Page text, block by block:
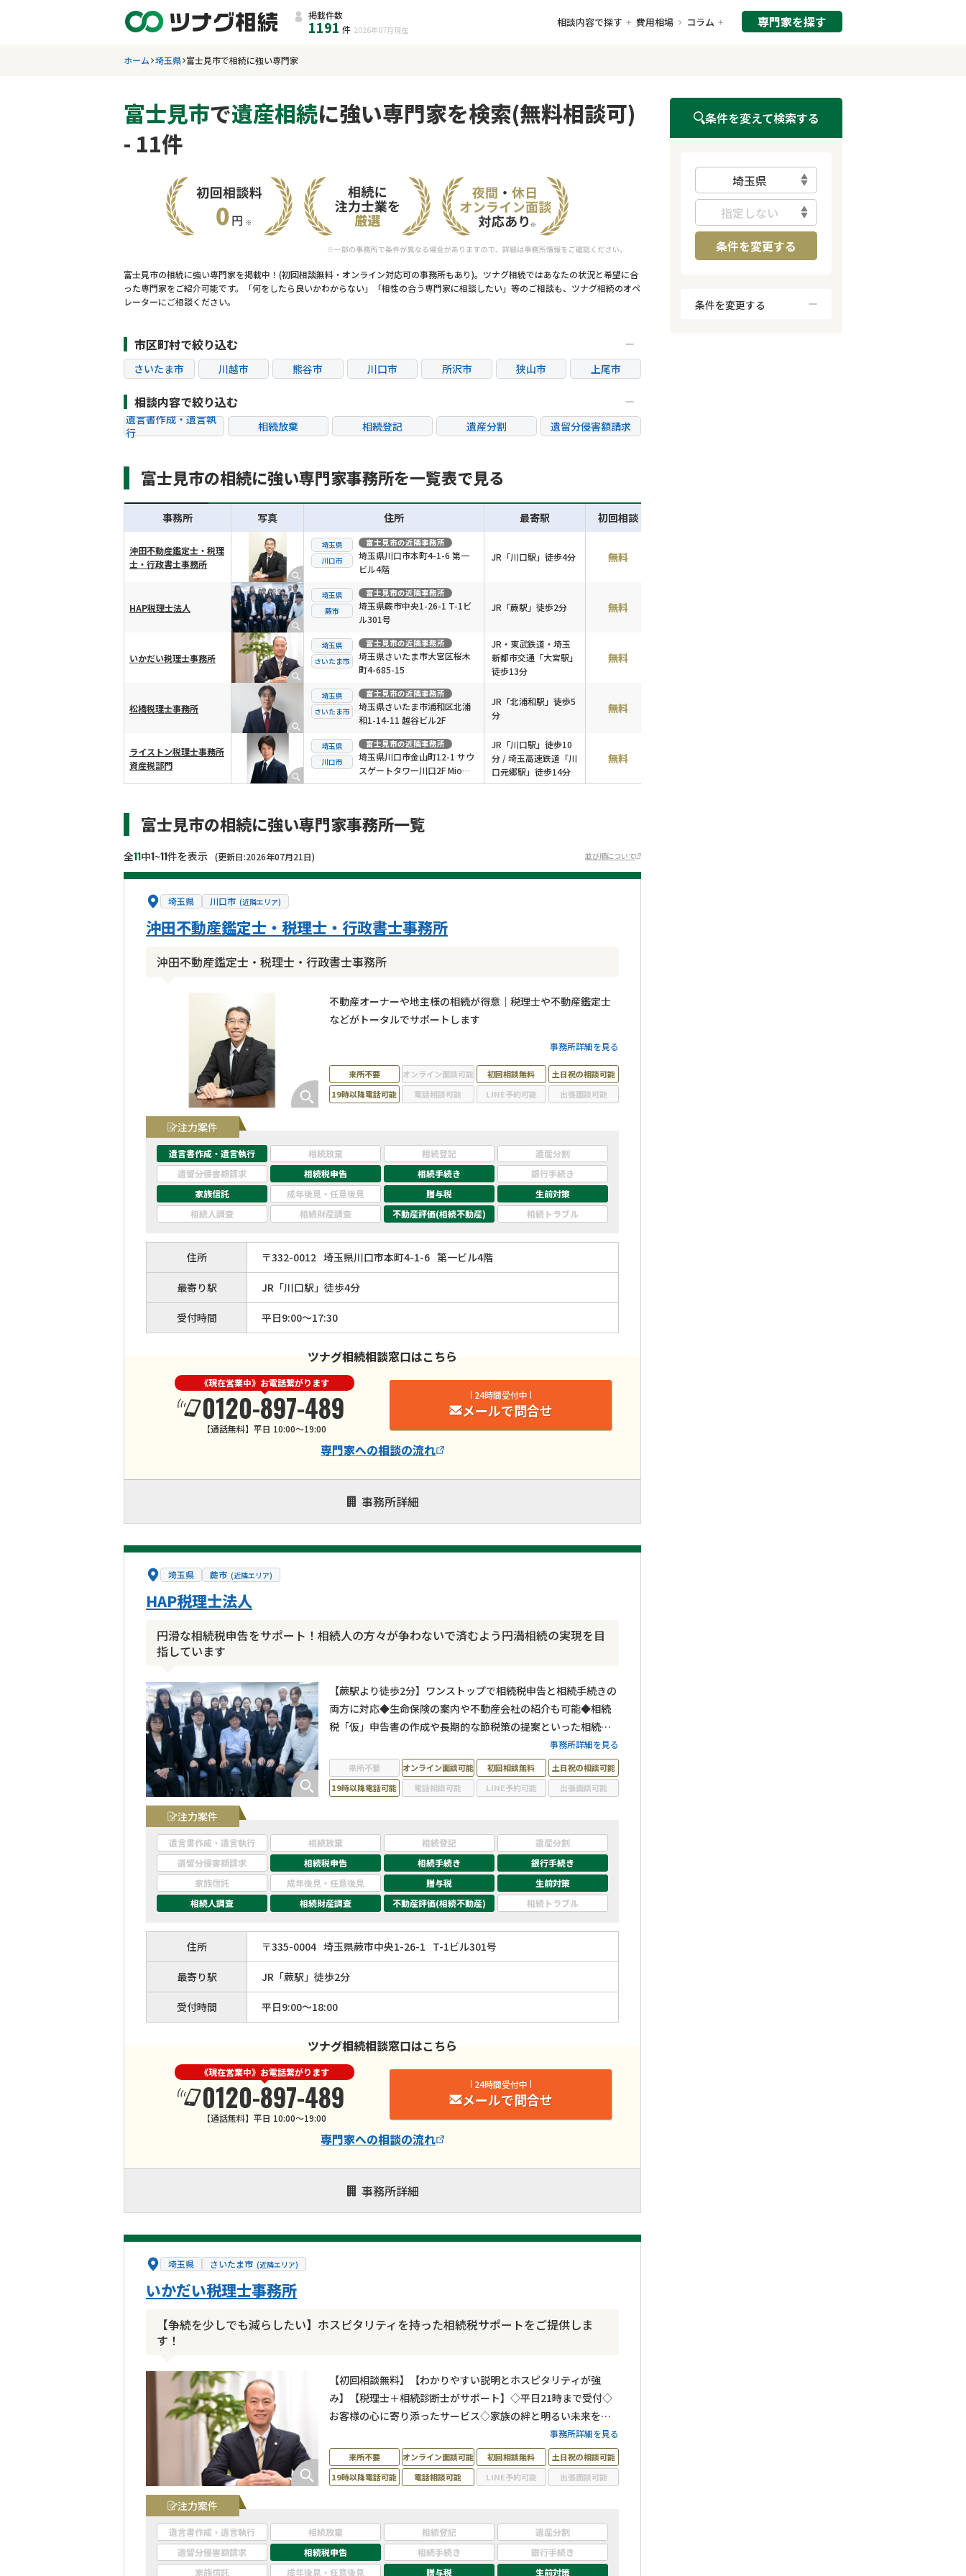
掲載件数
1191 件 2026年07月 現在
相談内容で探す 費用相場 コラム 専門家を探す
ホーム 埼玉県 富士見市で相続に強い専門家
富士見市で遺産相続に強い専門家を検索(無料相談可)
- 11件
富士見市の相続に強い専門家を掲載中！(初回相談無料・オンライン対応可の事務所もあり)。ツナグ相続ではあなたの状況と希望に合
った専門家をご紹介可能です。「何をしたら良いかわからない」「相性の合う専門家に相談したい」等のご相談も、ツナグ相続のオペ
レーターにご相談ください。
市区町村で絞り込む
さいたま市 川越市 熊谷市 川口市 所沢市 狭山市
上尾市
相談内容で絞り込む
遺言書作成・遺言執
行
相続放棄 相続登記 遺産分割
遺留分侵害額請求
贈与税
生前対策 相続人調査 相続財産調査
富士見市の相続に強い専門家事務所を一覧表で見る
横スクロール可能
事務所 写真 住所 最寄駅 初回相談
沖田不動産鑑定士・税理
士・行政書士事務所
埼玉県
川口市
富士見市の近隣事務所
埼玉県川口市本町4-1-6 第一
ビル4階
JR「川口駅」徒歩4分 無料
HAP税理士法人
埼玉県
蕨市
富士見市の近隣事務所
埼玉県蕨市中央1-26-1 T-1ビ
ル301号
JR「蕨駅」徒歩2分 無料
いかだい税理士事務所
埼玉県
さいたま市
富士見市の近隣事務所
埼玉県さいたま市大宮区桜木
町4-685-15
JR・東武鉄道・埼玉
新都市交通「大宮駅」
徒歩13分
無料
松橋税理士事務所
埼玉県
さいたま市
富士見市の近隣事務所
埼玉県さいたま市浦和区北浦
和1-14-11 越谷ビル2F
JR「北浦和駅」徒歩5
分
無料
ライストン税理士事務所
資産税部門
埼玉県
川口市
富士見市の近隣事務所
埼玉県川口市金山町12-1 サウ
スゲートタワー川口2F Mio川
口
JR「川口駅」徒歩10
分 / 埼玉高速鉄道「川
口元郷駅」徒歩14分
無料
富士見市の相続に強い専門家事務所一覧
全11中1~11件を表示 (更新日:2026年07月21日) 並び順について
埼玉県 川口市 (近隣エリア)
沖田不動産鑑定士・税理士・行政書士事務所
沖田不動産鑑定士・税理士・行政書士事務所
不動産オーナーや地主様の相続が得意｜税理士や不動産鑑定士
などがトータルでサポートします
事務所詳細を見る
来所不要 オンライン面談可能 初回相談無料
土日祝の相談可能
19時以降電話可能
電話相談可能 LINE予約可能 出張面談可能
注力案件
遺言書作成・遺言執行 相続放棄 相続登記
遺産分割
遺留分侵害額請求
相続税申告 相続手続き
銀行手続き
家族信託
成年後見・任意後見 贈与税
生前対策
相続人調査
相続財産調査 不動産評価(相続不動産) 相続トラブル
住所 〒332-0012 埼玉県川口市本町4-1-6 第一ビル4階
最寄り駅 JR「川口駅」徒歩4分
受付時間 平日9:00～17:30
ツナグ相続相談窓口はこちら
《現在営業中》お電話繋がります
0120-897-489
【通話無料】平日 10:00～19:00
24時間受付中
メールで問合せ
専門家への相談の流れ
事務所詳細
埼玉県 蕨市 (近隣エリア)
円滑な相続税申告をサポート！相続人の方々が争わないで済むよう円満相続の実現を目
指しています
HAP税理士法人
【蕨駅より徒歩2分】ワンストップで相続税申告と相続手続きの
両方に対応◆生命保険の案内や不動産会社の紹介も可能◆相続
税「仮」申告書の作成や長期的な節税策の提案といった相続税
顧問サービスを提供◆ベテラン税理士と専門スタッフがチーム
となって相談者様が円滑に相続を実現できるようサポートいた
します
事務所詳細を見る
来所不要 オンライン面談可能 初回相談無料
土日祝の相談可能
19時以降電話可能
電話相談可能 LINE予約可能 出張面談可能
注力案件
遺言書作成・遺言執行 相続放棄 相続登記
遺産分割
遺留分侵害額請求
相続税申告 相続手続き
銀行手続き
家族信託
成年後見・任意後見 贈与税
生前対策
相続人調査
相続財産調査 不動産評価(相続不動産) 相続トラブル
住所 〒335-0004 埼玉県蕨市中央1-26-1 T-1ビル301号
最寄り駅 JR「蕨駅」徒歩2分
受付時間 平日9:00～18:00
ツナグ相続相談窓口はこちら
《現在営業中》お電話繋がります
0120-897-489
【通話無料】平日 10:00～19:00
24時間受付中
メールで問合せ
専門家への相談の流れ
事務所詳細
埼玉県 さいたま市 (近隣エリア)
【争続を少しでも減らしたい】ホスピタリティを持った相続税サポートをご提供しま
す！
いかだい税理士事務所
【初回相談無料】【わかりやすい説明とホスピタリティが強
み】【税理士＋相続診断士がサポート】◇平日21時まで受付◇
お客様の心に寄り添ったサービス◇家族の絆と明るい未来をお
事務所詳細を見る
来所不要 オンライン面談可能 初回相談無料
土日祝の相談可能
19時以降電話可能
電話相談可能 LINE予約可能 出張面談可能
注力案件
遺言書作成・遺言執行 相続放棄 相続登記
遺産分割
遺留分侵害額請求
相続税申告 相続手続き
銀行手続き
家族信託
成年後見・任意後見 贈与税 生前対策
条件を変えて検索する
埼玉県
指定しない
条件を変更する
条件を変更する